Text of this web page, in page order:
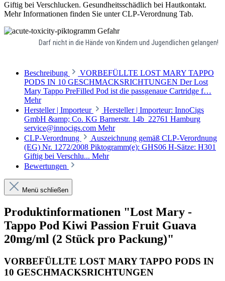
Giftig bei Verschlucken. Gesundheitsschädlich bei Hautkontakt.
Mehr Informationen finden Sie unter CLP-Verordnung Tab.
Gefahr
Darf nicht in die Hände von Kindern und Jugendlichen gelangen!
Beschreibung
VORBEFÜLLTE LOST MARY TAPPO
PODS IN 10 GESCHMACKSRICHTUNGEN Der Lost
Mary Tappo PreFilled Pod ist die passgenaue Cartridge f…
Mehr
Hersteller | Importeur
Hersteller | Importeur: InnoCigs
GmbH &amp; Co. KG Barnerstr. 14b 22761 Hamburg
service@innocigs.com Mehr
CLP-Verordnung
Auszeichnung gemäß CLP-Verordnung
(EG) Nr. 1272/2008 Piktogramm(e): GHS06 H-Sätze: H301
Giftig bei Verschlu... Mehr
Bewertungen
Menü schließen
Produktinformationen "Lost Mary -
Tappo Pod Kiwi Passion Fruit Guava
20mg/ml (2 Stück pro Packung)"
VORBEFÜLLTE LOST MARY TAPPO PODS IN
10 GESCHMACKSRICHTUNGEN